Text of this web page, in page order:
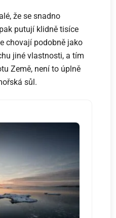
že se snadno
putují klidně tisíce
chovají podobně jako
jiné vlastnosti, a tím
Země, není to úplně
sůl.